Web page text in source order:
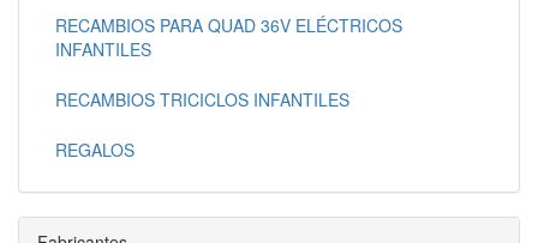
RECAMBIOS PARA QUAD 36V ELÉCTRICOS
INFANTILES
RECAMBIOS TRICICLOS INFANTILES
REGALOS